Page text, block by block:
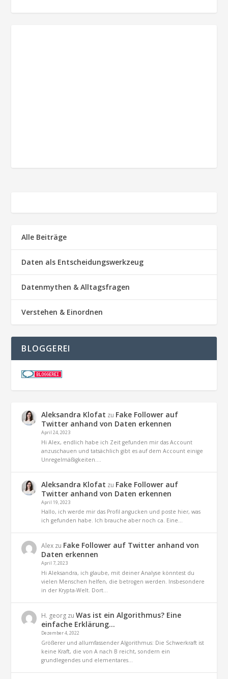
Alle Beiträge
Daten als Entscheidungswerkzeug
Datenmythen & Alltagsfragen
Verstehen & Einordnen
BLOGGEREI
Aleksandra Klofat zu Fake Follower auf
Twitter anhand von Daten erkennen
April 24, 2023
Hi Alex, endlich habe ich Zeit gefunden mir das Account
anzuschauen und tatsächlich gibt es auf dem Account einige
Unregelmäßigkeiten.…
Aleksandra Klofat zu Fake Follower auf
Twitter anhand von Daten erkennen
April 19, 2023
Hallo, ich werde mir das Profil angucken und poste hier, was
ich gefunden habe. Ich brauche aber noch ca. Eine…
Alex zu Fake Follower auf Twitter anhand von
Daten erkennen
April 7, 2023
Hi Aleksandra, ich glaube, mit deiner Analyse könntest du
vielen Menschen helfen, die betrogen werden. Insbesondere
in der Krypta-Welt. Dort…
H. georg zuWas ist ein Algorithmus? Eine
einfache Erklärung…
Dezember 4, 2022
Größerer und allumfassender Algorithmus: Die Schwerkraft ist
keine Kraft, die von A nach B reicht, sondern ein
grundlegendes und elementares…